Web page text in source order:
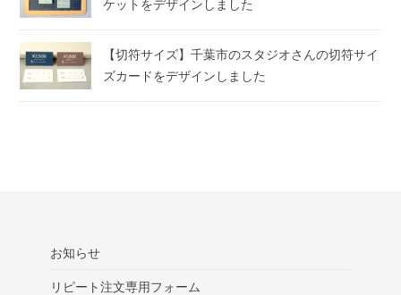
ケットをデザインしました
【切符サイズ】千葉市のスタジオさんの切符サイ
ズカードをデザインしました
お知らせ
リピート注文専用フォーム